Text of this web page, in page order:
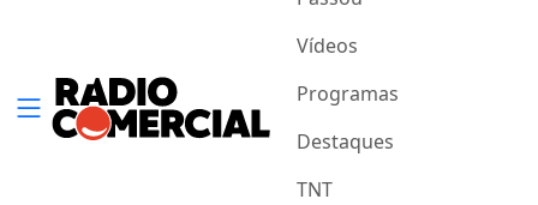
Vídeos
Programas
Destaques
TNT